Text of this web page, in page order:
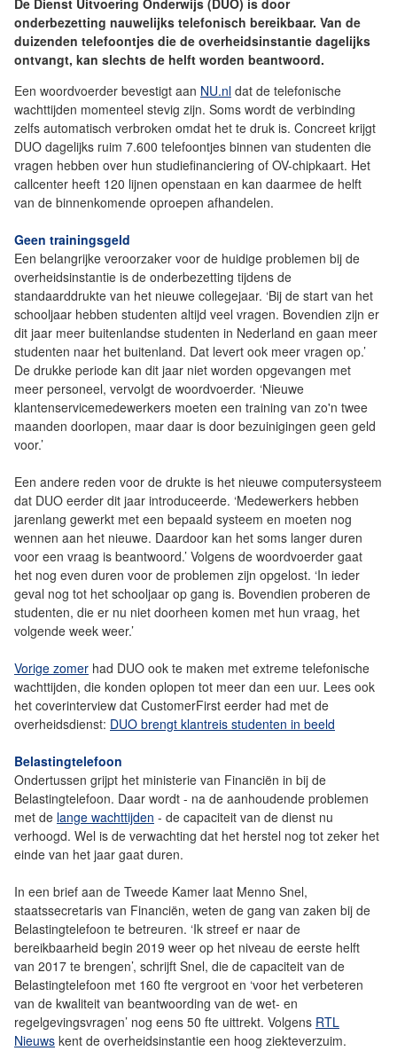
De Dienst Uitvoering Onderwijs (DUO) is door
onderbezetting nauwelijks telefonisch bereikbaar. Van de
duizenden telefoontjes die de overheidsinstantie dagelijks
ontvangt, kan slechts de helft worden beantwoord.
Een woordvoerder bevestigt aan NU.nl dat de telefonische
wachttijden momenteel stevig zijn. Soms wordt de verbinding
zelfs automatisch verbroken omdat het te druk is. Concreet krijgt
DUO dagelijks ruim 7.600 telefoontjes binnen van studenten die
vragen hebben over hun studiefinanciering of OV-chipkaart. Het
callcenter heeft 120 lijnen openstaan en kan daarmee de helft
van de binnenkomende oproepen afhandelen.
Geen trainingsgeld
Een belangrijke veroorzaker voor de huidige problemen bij de
overheidsinstantie is de onderbezetting tijdens de
standaarddrukte van het nieuwe collegejaar. ‘Bij de start van het
schooljaar hebben studenten altijd veel vragen. Bovendien zijn er
dit jaar meer buitenlandse studenten in Nederland en gaan meer
studenten naar het buitenland. Dat levert ook meer vragen op.’
De drukke periode kan dit jaar niet worden opgevangen met
meer personeel, vervolgt de woordvoerder. ‘Nieuwe
klantenservicemedewerkers moeten een training van zo'n twee
maanden doorlopen, maar daar is door bezuinigingen geen geld
voor.’
Een andere reden voor de drukte is het nieuwe computersysteem
dat DUO eerder dit jaar introduceerde. ‘Medewerkers hebben
jarenlang gewerkt met een bepaald systeem en moeten nog
wennen aan het nieuwe. Daardoor kan het soms langer duren
voor een vraag is beantwoord.’ Volgens de woordvoerder gaat
het nog even duren voor de problemen zijn opgelost. ‘In ieder
geval nog tot het schooljaar op gang is. Bovendien proberen de
studenten, die er nu niet doorheen komen met hun vraag, het
volgende week weer.’
Vorige zomer had DUO ook te maken met extreme telefonische
wachttijden, die konden oplopen tot meer dan een uur. Lees ook
het coverinterview dat CustomerFirst eerder had met de
overheidsdienst: DUO brengt klantreis studenten in beeld
Belastingtelefoon
Ondertussen grijpt het ministerie van Financiën in bij de
Belastingtelefoon. Daar wordt - na de aanhoudende problemen
met de lange wachttijden - de capaciteit van de dienst nu
verhoogd. Wel is de verwachting dat het herstel nog tot zeker het
einde van het jaar gaat duren.
In een brief aan de Tweede Kamer laat Menno Snel,
staatssecretaris van Financiën, weten de gang van zaken bij de
Belastingtelefoon te betreuren. ‘Ik streef er naar de
bereikbaarheid begin 2019 weer op het niveau de eerste helft
van 2017 te brengen’, schrijft Snel, die de capaciteit van de
Belastingtelefoon met 160 fte vergroot en ‘voor het verbeteren
van de kwaliteit van beantwoording van de wet- en
regelgevingsvragen’ nog eens 50 fte uittrekt. Volgens RTL
Nieuws kent de overheidsinstantie een hoog ziekteverzuim.